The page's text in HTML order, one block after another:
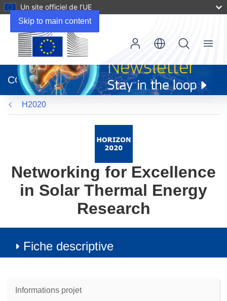
Skip to main content
Un site officiel de l’UE
dans
une
nouvelle
fenêtre)
CORDIS
Menu
H2020
Networking for Excellence
in Solar Thermal Energy
Research
Fiche descriptive
Informations projet